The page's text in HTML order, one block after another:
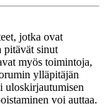
jotka ovat
pitävät sinut
myös toimintoja,
ylläpitäjän
uloskirjautumisen
voi auttaa.